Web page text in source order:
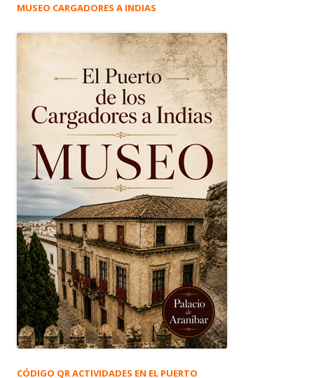
MUSEO CARGADORES A INDIAS
CÓDIGO QR ACTIVIDADES EN EL PUERTO